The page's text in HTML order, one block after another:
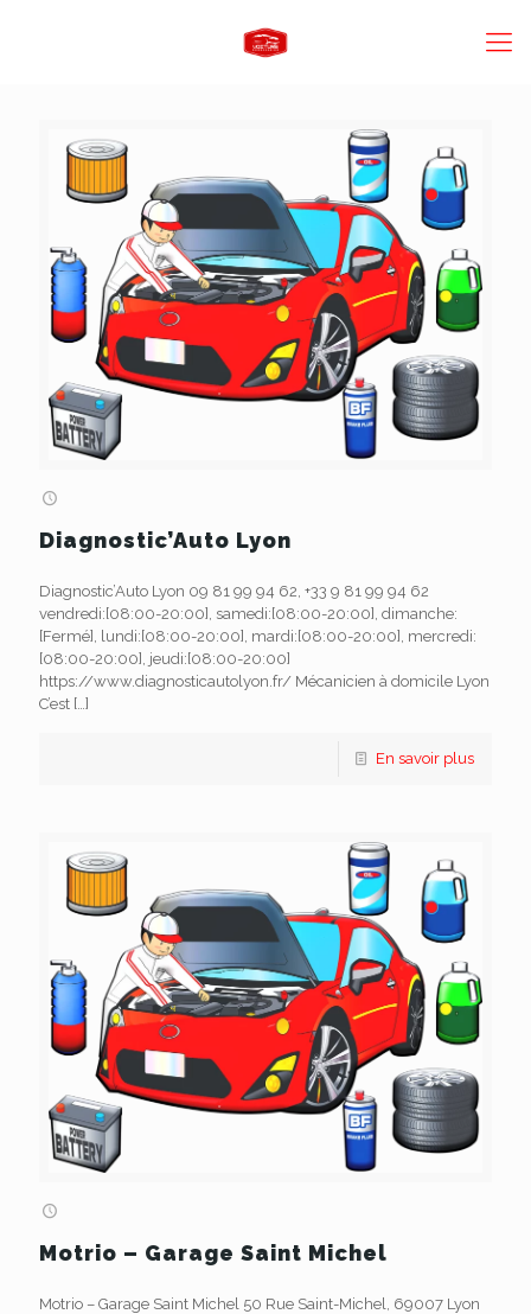
Diagnostic’Auto Lyon
Diagnostic’Auto Lyon 09 81 99 94 62, +33 9 81 99 94 62
vendredi:[08:00-20:00], samedi:[08:00-20:00], dimanche:
[Fermé], lundi:[08:00-20:00], mardi:[08:00-20:00], mercredi:
[08:00-20:00], jeudi:[08:00-20:00]
https://www.diagnosticautolyon.fr/ Mécanicien à domicile Lyon
C’est […]
En savoir plus
Motrio – Garage Saint Michel
Motrio – Garage Saint Michel 50 Rue Saint-Michel, 69007 Lyon